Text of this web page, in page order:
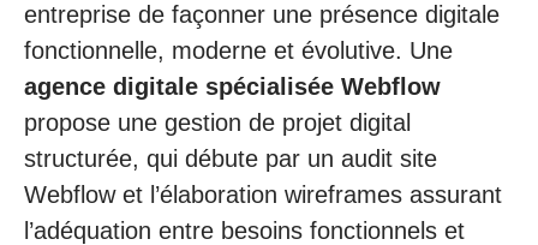
entreprise de façonner une présence digitale
fonctionnelle, moderne et évolutive. Une
agence digitale spécialisée Webflow
propose une gestion de projet digital
structurée, qui débute par un audit site
Webflow et l’élaboration wireframes assurant
l’adéquation entre besoins fonctionnels et